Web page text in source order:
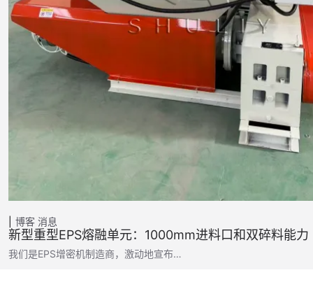
博客 消息
新型重型EPS熔融单元：1000mm进料口和双碎料能力
我们是EPS增密机制造商，激动地宣布…